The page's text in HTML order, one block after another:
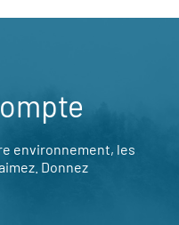
environnement, les
Donnez